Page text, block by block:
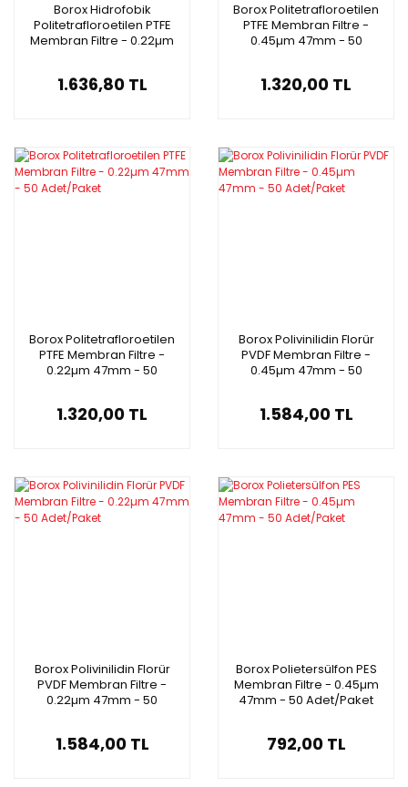
Borox Hidrofobik
Politetrafloroetilen PTFE
Membran Filtre - 0.22µm
1.636,80 TL
Borox Politetrafloroetilen
PTFE Membran Filtre -
0.45µm 47mm - 50
1.320,00 TL
Borox Politetrafloroetilen
PTFE Membran Filtre -
0.22µm 47mm - 50
1.320,00 TL
Borox Polivinilidin Florür
PVDF Membran Filtre -
0.45µm 47mm - 50
1.584,00 TL
Borox Polivinilidin Florür
PVDF Membran Filtre -
0.22µm 47mm - 50
1.584,00 TL
Borox Polietersülfon PES
Membran Filtre - 0.45µm
47mm - 50 Adet/Paket
792,00 TL